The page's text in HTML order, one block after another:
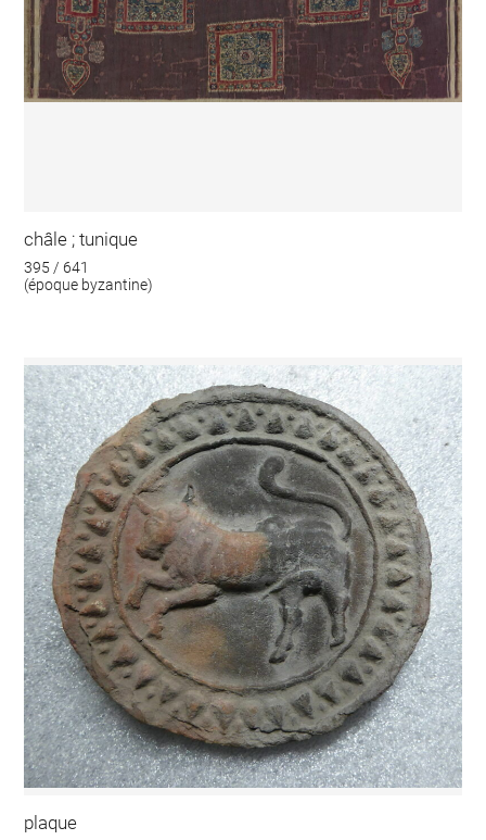
châle ; tunique
395 / 641
(époque byzantine)
plaque